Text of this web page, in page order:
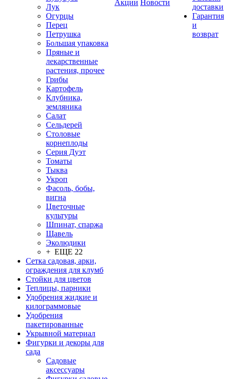
Лук
Огурцы
Перец
Петрушка
Большая упаковка
Пряные и
лекарственные
растения, прочее
Грибы
Картофель
Клубника,
земляника
Салат
Сельдерей
Столовые
корнеплоды
Серия Дуэт
Томаты
Тыква
Укроп
Фасоль, бобы,
вигна
Цветочные
культуры
Шпинат, спаржа
Щавель
Эколюдики
+ ЕЩЕ 22
Сетка садовая, арки,
ограждения для клумб
Стойки для цветов
Теплицы, парники
Удобрения жидкие и
килограммовые
Удобрения
пакетированные
Укрывной материал
Фигурки и декоры для
сада
Садовые
аксессуары
Акции Новости
доставки
Гарантия
и
возврат